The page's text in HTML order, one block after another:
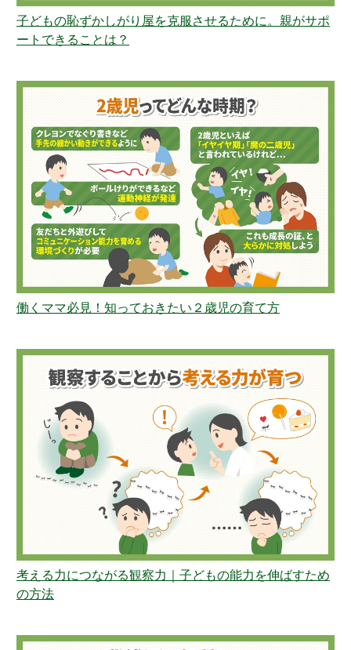
子どもの恥ずかしがり屋を克服させるために。親がサポ
ートできることは？
働くママ必見！知っておきたい２歳児の育て方
考える力につながる観察力｜子どもの能力を伸ばすため
の方法